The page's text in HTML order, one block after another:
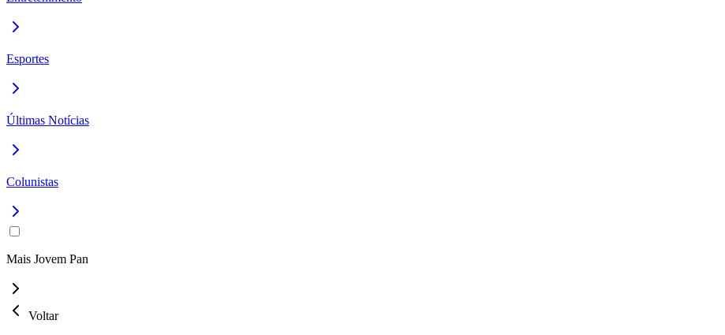
Esportes
Últimas Notícias
Colunistas
Mais Jovem Pan
Voltar